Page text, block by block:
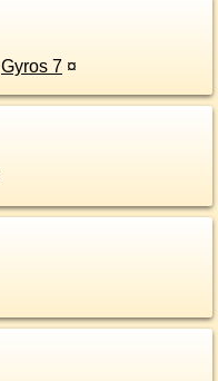
Gyros 7 ¤